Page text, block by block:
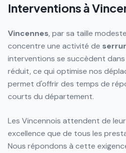
Interventions à
Vincennes, par sa taille
concentre une activité de
interventions se succèdent
réduit, ce qui optimise nos
permet d'offrir des temps de
courts du département.
Les Vincennois attendent de leur
excellence que de tous les
Nous répondons à cette